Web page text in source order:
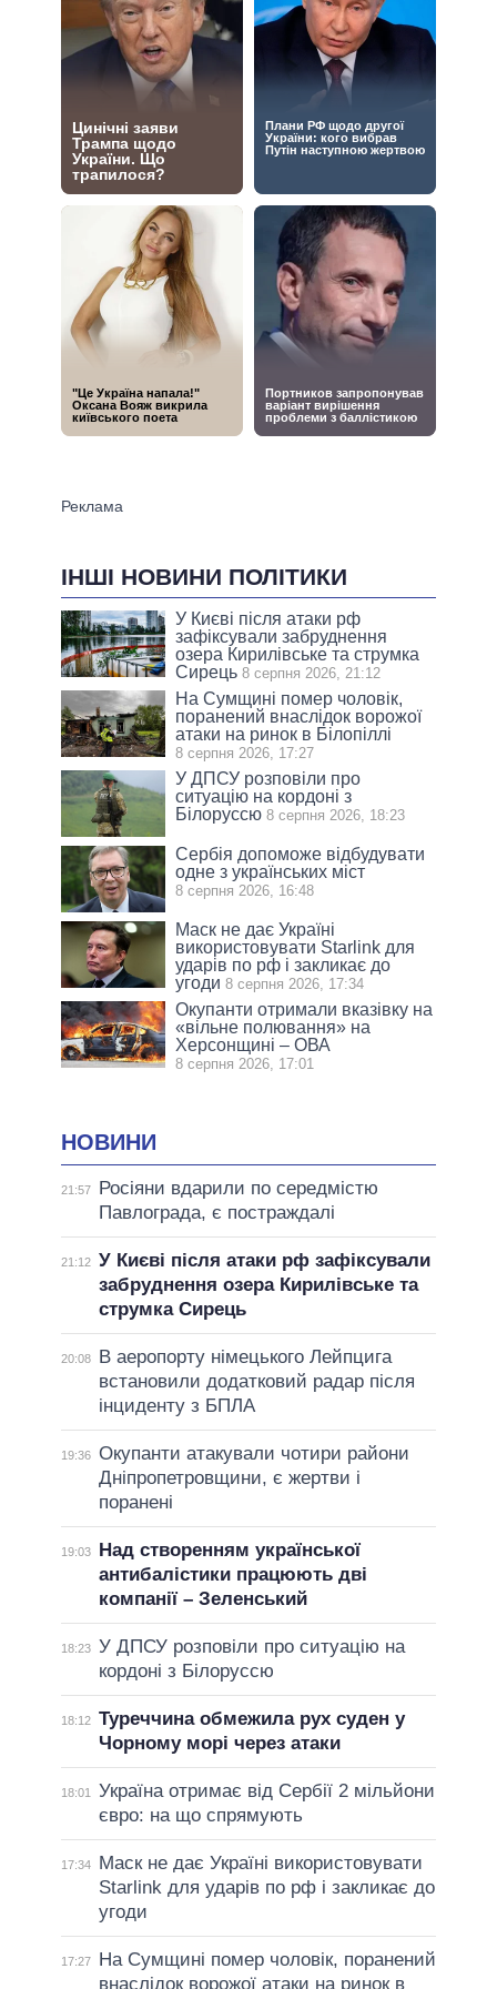
ІНШІ НОВИНИ ПОЛІТИКИ
У Києві після атаки рф
зафіксували забруднення
озера Кирилівське та струмка
Сирець 8 серпня 2026, 21:12
На Сумщині помер чоловік,
поранений внаслідок ворожої
атаки на ринок в Білопіллі
8 серпня 2026, 17:27
У ДПСУ розповіли про
ситуацію на кордоні з
Білоруссю 8 серпня 2026, 18:23
Сербія допоможе відбудувати
одне з українських міст
8 серпня 2026, 16:48
Маск не дає Україні
використовувати Starlink для
ударів по рф і закликає до
угоди 8 серпня 2026, 17:34
Окупанти отримали вказівку на
«вільне полювання» на
Херсонщині – ОВА
8 серпня 2026, 17:01
НОВИНИ
21:57
Росіяни вдарили по середмістю
Павлограда, є постраждалі
21:12 У Києві після атаки рф зафіксували
забруднення озера Кирилівське та
струмка Сирець
20:08
В аеропорту німецького Лейпцига
встановили додатковий радар після
інциденту з БПЛА
19:36 Окупанти атакували чотири райони
Дніпропетровщини, є жертви і
поранені
19:03
Над створенням української
антибалістики працюють дві
компанії – Зеленський
18:23 У ДПСУ розповіли про ситуацію на
кордоні з Білоруссю
18:12 Туреччина обмежила рух суден у
Чорному морі через атаки
18:01
Україна отримає від Сербії 2 мільйони
євро: на що спрямують
17:34
Маск не дає Україні використовувати
Starlink для ударів по рф і закликає до
угоди
17:27
На Сумщині помер чоловік, поранений
внаслідок ворожої атаки на ринок в